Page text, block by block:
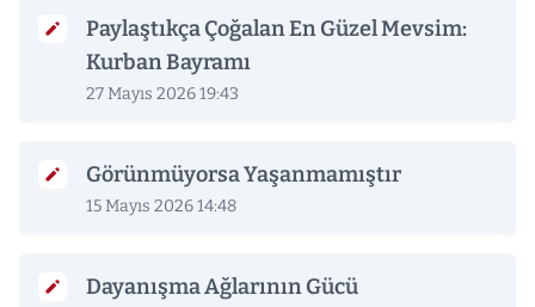
Paylaştıkça Çoğalan En Güzel Mevsim:
Kurban Bayramı
27 Mayıs 2026 19:43
Görünmüyorsa Yaşanmamıştır
15 Mayıs 2026 14:48
Dayanışma Ağlarının Gücü